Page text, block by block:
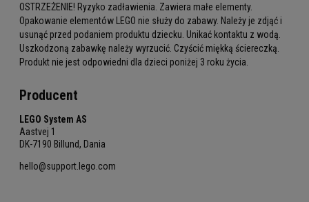
OSTRZEŻENIE! Ryzyko zadławienia. Zawiera małe elementy.
Opakowanie elementów LEGO nie służy do zabawy. Należy je zdjąć i
usunąć przed podaniem produktu dziecku. Unikać kontaktu z wodą.
Uszkodzoną zabawkę należy wyrzucić. Czyścić miękką ściereczką.
Produkt nie jest odpowiedni dla dzieci poniżej 3 roku życia.
Producent
LEGO System AS
Aastvej 1
DK-7190 Billund, Dania
hello@support.lego.com